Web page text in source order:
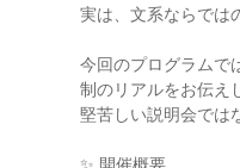
実は、文系ならでは
今回のプログラムで
制のリアルをお伝え
堅苦しい説明会では